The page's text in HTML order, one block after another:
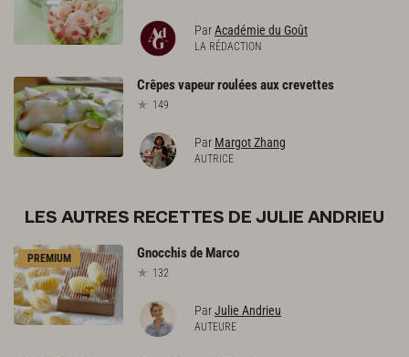
ParAcadémie du Goût
LA RÉDACTION
Crêpesvapeurrouléesauxcrevettes
149
Par Margot Zhang
AUTRICE
LES AUTRES RECETTES DE JULIE ANDRIEU
PREMIUM Gnocchisde Marco
132
ParJulie Andrieu
AUTEURE